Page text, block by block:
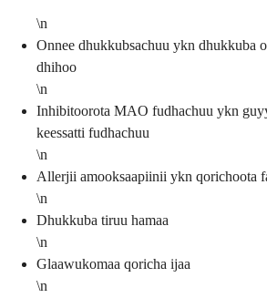
\n
Onnee dhukkubsachuu ykn dhukkuba
dhihoo
\n
Inhibitoorota MAO fudhachuu ykn
keessatti fudhachuu
\n
Allerjii amooksaapiinii ykn qorichoota
\n
Dhukkuba tiruu hamaa
\n
Glaawukomaa qoricha ijaa
\n